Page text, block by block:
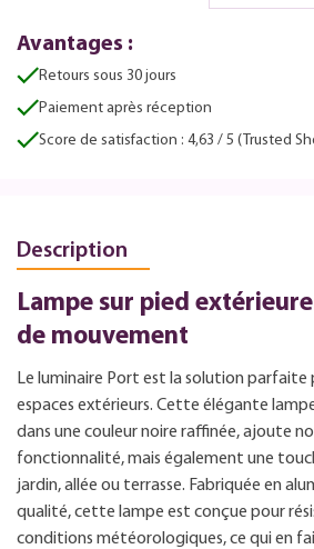
Avantages :
Retours sous 30 jours
Paiement après réception
Score de satisfaction : 4,63 / 5 (Trusted
Description
Lampe sur pied
de mouvement
Le luminaire Port est la solution parfaite
espaces extérieurs. Cette élégante
dans une couleur noire raffinée, ajoute
fonctionnalité, mais également une
jardin, allée ou terrasse. Fabriquée en
qualité, cette lampe est conçue pour
conditions météorologiques, ce qui en